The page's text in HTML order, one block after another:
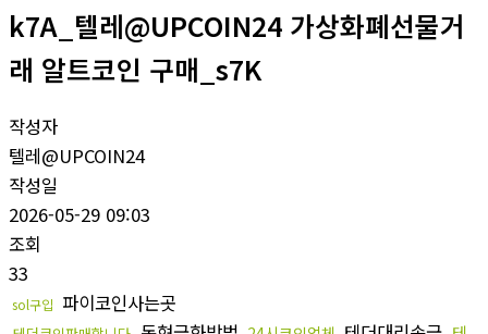
k7A_텔레@UPCOIN24 가상화폐선물거
래 알트코인 구매_s7K
작성자
텔레@UPCOIN24
작성일
2026-05-29 09:03
조회
33
sol구입 파이코인사는곳